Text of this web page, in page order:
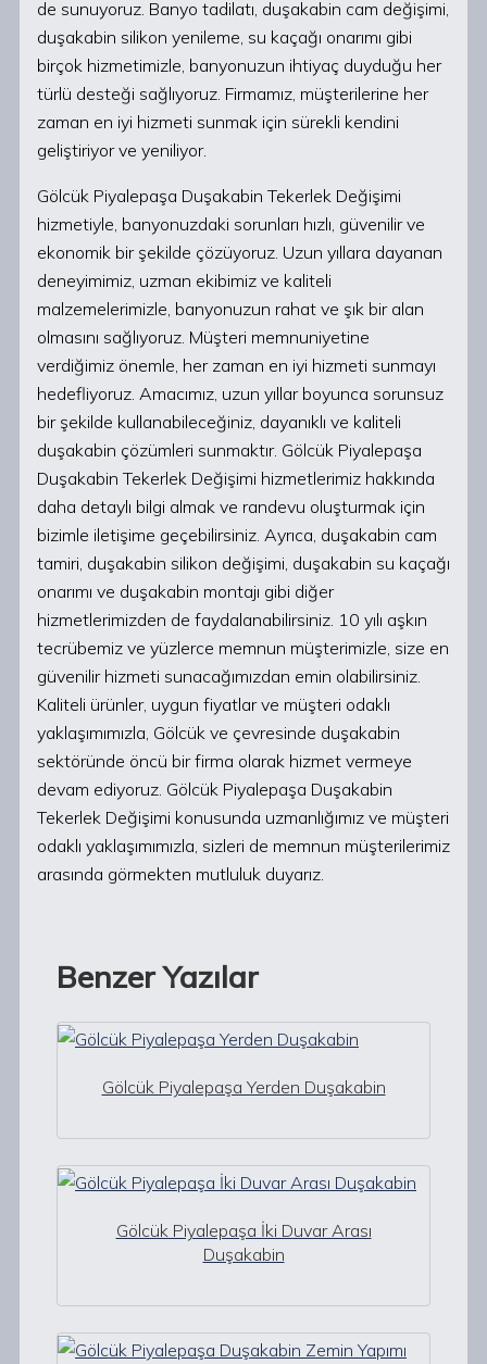
de sunuyoruz. Banyo tadilatı, duşakabin cam değişimi,
duşakabin silikon yenileme, su kaçağı onarımı gibi
birçok hizmetimizle, banyonuzun ihtiyaç duyduğu her
türlü desteği sağlıyoruz. Firmamız, müşterilerine her
zaman en iyi hizmeti sunmak için sürekli kendini
geliştiriyor ve yeniliyor.
Gölcük Piyalepaşa Duşakabin Tekerlek Değişimi
hizmetiyle, banyonuzdaki sorunları hızlı, güvenilir ve
ekonomik bir şekilde çözüyoruz. Uzun yıllara dayanan
deneyimimiz, uzman ekibimiz ve kaliteli
malzemelerimizle, banyonuzun rahat ve şık bir alan
olmasını sağlıyoruz. Müşteri memnuniyetine
verdiğimiz önemle, her zaman en iyi hizmeti sunmayı
hedefliyoruz. Amacımız, uzun yıllar boyunca sorunsuz
bir şekilde kullanabileceğiniz, dayanıklı ve kaliteli
duşakabin çözümleri sunmaktır. Gölcük Piyalepaşa
Duşakabin Tekerlek Değişimi hizmetlerimiz hakkında
daha detaylı bilgi almak ve randevu oluşturmak için
bizimle iletişime geçebilirsiniz. Ayrıca, duşakabin cam
tamiri, duşakabin silikon değişimi, duşakabin su kaçağı
onarımı ve duşakabin montajı gibi diğer
hizmetlerimizden de faydalanabilirsiniz. 10 yılı aşkın
tecrübemiz ve yüzlerce memnun müşterimizle, size en
güvenilir hizmeti sunacağımızdan emin olabilirsiniz.
Kaliteli ürünler, uygun fiyatlar ve müşteri odaklı
yaklaşımımızla, Gölcük ve çevresinde duşakabin
sektöründe öncü bir firma olarak hizmet vermeye
devam ediyoruz. Gölcük Piyalepaşa Duşakabin
Tekerlek Değişimi konusunda uzmanlığımız ve müşteri
odaklı yaklaşımımızla, sizleri de memnun müşterilerimiz
arasında görmekten mutluluk duyarız.
Benzer Yazılar
Gölcük Piyalepaşa Yerden Duşakabin
Gölcük Piyalepaşa İki Duvar Arası
Duşakabin